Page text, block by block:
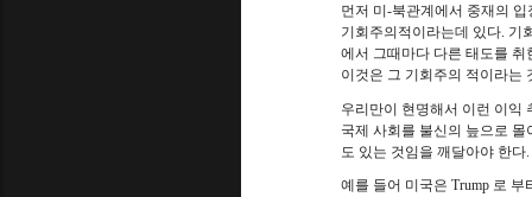
먼저 미-북관계에서 중재의
기회주의적이라는데 있다. 기
에서 그때마다 다른 태도를 취
이것은 그 기회주의 적이라는
우리만이 현명해서 이런 이익
국제 사회를 불신의 늪으로
도 있는 것임을 깨달아야 한다.
예를 들어 미국은 Trump 로 부